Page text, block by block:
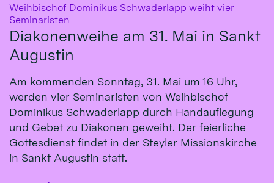
Weihbischof Dominikus Schwaderlapp weiht vier
Seminaristen
Diakonenweihe am 31. Mai in Sankt
Augustin
Am kommenden Sonntag, 31. Mai um 16 Uhr,
werden vier Seminaristen von Weihbischof
Dominikus Schwaderlapp durch Handauflegung
und Gebet zu Diakonen geweiht. Der feierliche
Gottesdienst findet in der Steyler Missionskirche
in Sankt Augustin statt.